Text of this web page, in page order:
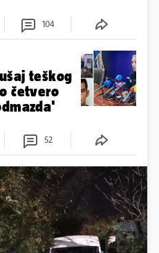
104
teškog
četvero
52